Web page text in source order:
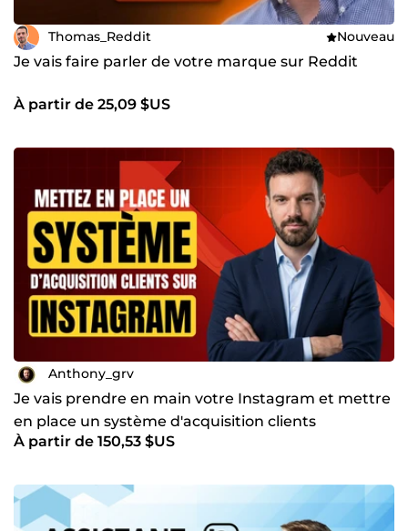
Thomas_Reddit Nouveau
Je vais faire parler de votre marque sur Reddit
À partir de 25,09 $US
Anthony_grv
Je vais prendre en main votre Instagram et mettre
en place un système d'acquisition clients
À partir de 150,53 $US